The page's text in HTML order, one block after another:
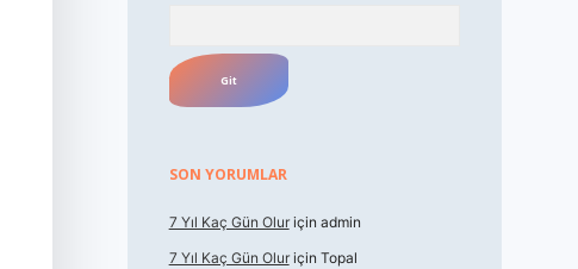
SON YORUMLAR
7 Yıl Kaç Gün Oluriçin admin
7 Yıl Kaç Gün Oluriçin Topal